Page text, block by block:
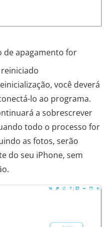
de apagamento for
você deverá
lo ao programa.
a sobrescrever
todo o processo for
as fotos, serão
do seu iPhone, sem